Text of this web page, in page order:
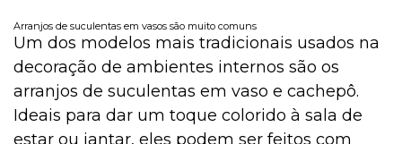
Arranjos de suculentas em vasos são muito comuns
Um dos modelos mais tradicionais usados na
decoração de ambientes internos são os
arranjos de suculentas em vaso e cachepô.
Ideais para dar um toque colorido à sala de
estar ou jantar, eles podem ser feitos com